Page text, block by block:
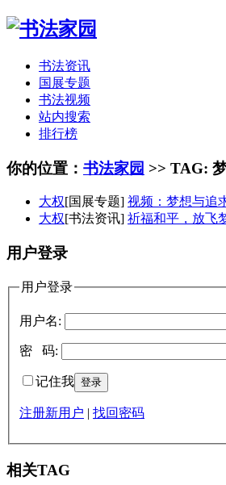
书法资讯
国展专题
书法视频
站内搜索
排行榜
你的位置： 书法家园 >> TAG:
大权[国展专题] 视频：梦想与追
大权[书法资讯] 祈福和平，放飞
用户登录
用户登录
用户名:
密 码:
记住我
注册新用户 | 找回密码
相关TAG